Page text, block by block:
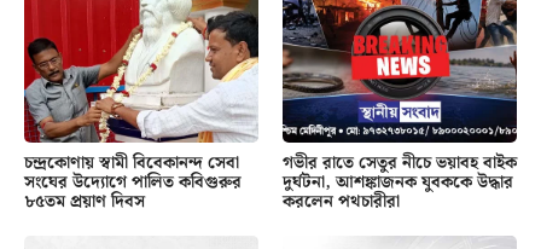
চন্দ্রকোণায় স্বামী বিবেকানন্দ সেবা
সংঘের উদ্যোগে পালিত কবিগুরুর
৮৫তম প্রয়াণ দিবস
গভীর রাতে সেতুর নীচে ভয়াবহ বাইক
দুর্ঘটনা, আশঙ্কাজনক যুবককে উদ্ধার
করলেন পথচারীরা